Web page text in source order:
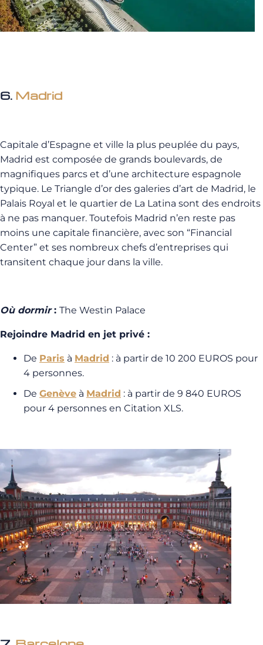
6. Madrid
Capitale d’Espagne et ville la plus peuplée du pays,
Madrid est composée de grands boulevards, de
magnifiques parcs et d’une architecture espagnole
typique. Le Triangle d’or des galeries d’art de Madrid, le
Palais Royal et le quartier de La Latina sont des endroits
à ne pas manquer. Toutefois Madrid n’en reste pas
moins une capitale financière, avec son “Financial
Center” et ses nombreux chefs d’entreprises qui
transitent chaque jour dans la ville.
Où dormir: The Westin Palace
Rejoindre Madrid en jet privé :
De Paris à Madrid : à partir de 10 200 EUROS pour
4 personnes.
De Genève à Madrid : à partir de 9 840 EUROS
pour 4 personnes en Citation XLS.